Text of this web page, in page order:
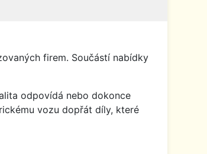
firem. Součástí nabídky
odpovídá nebo dokonce
vozu dopřát díly, které